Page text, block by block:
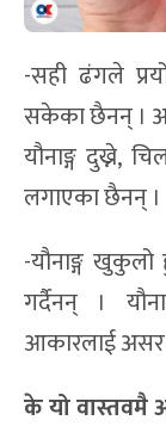
-सही ढंगले
सकेका छैनन् ।
यौनाङ्ग दुख्ने,
लगाएका छैनन् ।
-यौनाङ्ग
गर्दैनन् ।
आकारलाई असर
के यो